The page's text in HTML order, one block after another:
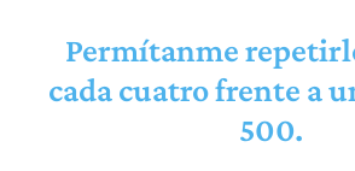
Permítanme
cada cuatro frente a
500.